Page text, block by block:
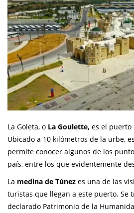
La Goleta, o La Goulette, es el puerto
Ubicado a 10 kilómetros de la urbe,
permite conocer algunos de los
país, entre los que evidentemente
La medina de Túnez es una de las
turistas que llegan a este puerto. Se
declarado Patrimonio de la